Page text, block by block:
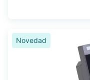
Novedad